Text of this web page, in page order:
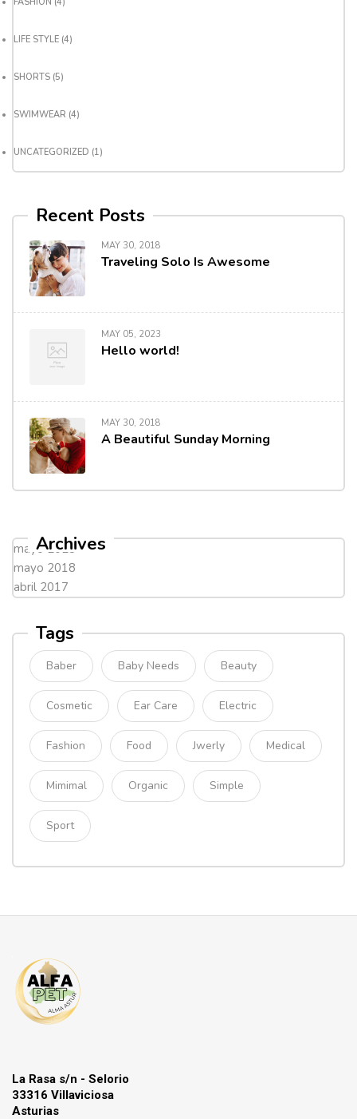
LIFE STYLE (4)
SHORTS (5)
SWIMWEAR (4)
UNCATEGORIZED (1)
Recent Posts
MAY 30, 2018
Traveling Solo Is Awesome
MAY 05, 2023
Hello world!
MAY 30, 2018
A Beautiful Sunday Morning
Archives
mayo 2023
mayo 2018
abril 2017
Tags
Baber Baby Needs Beauty
Cosmetic Ear Care Electric
Fashion Food Jwerly Medical
Mimimal Organic Simple
Sport
La Rasa s/n - Selorio
33316 Villaviciosa
Asturias